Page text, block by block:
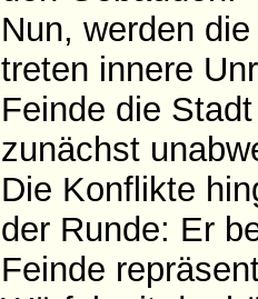
Nun, werden
treten innere
Feinde die
zunächst
Die Konflikte
der Runde: Er
Feinde